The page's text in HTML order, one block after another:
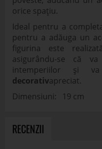
orice spațiu.
Ideal pentru a
pentru a adăuga un
figurina este
asigurându-se că
intemperiilor și
decorativapreciat.
Dimensiuni: 19 cm
RECENZII